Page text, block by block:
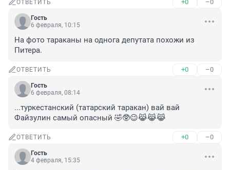
ОТВЕТИТЬ +0 –0
Гость
6 февраля, 10:15
На фото тараканы на однога депутата похожи из
Питера.
ОТВЕТИТЬ +0 –0
Гость
6 февраля, 08:14
...туркестанский (татарский таракан) вай вай
Файзулин самый опасный 🤣🥸😉😹😹😹
ОТВЕТИТЬ +0 –0
Гость
4 февраля, 15:35